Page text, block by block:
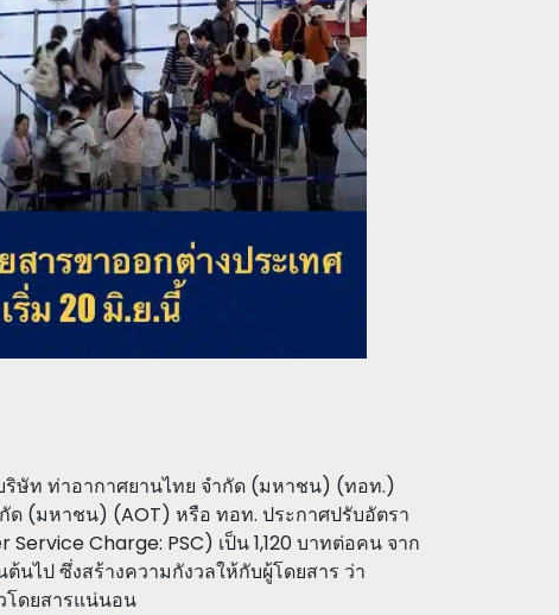
ษัท ท่าอากาศยานไทย จำกัด (มหาชน) (ทอท.)
ด (มหาชน) (AOT) หรือ ทอท. ประกาศปรับอัตรา
Charge: PSC) เป็น 1,120 บาทต่อคน จาก
นไป ซึ่งสร้างความกังวลให้กับผู้โดยสาร ว่า
โดยสารแน่นอน